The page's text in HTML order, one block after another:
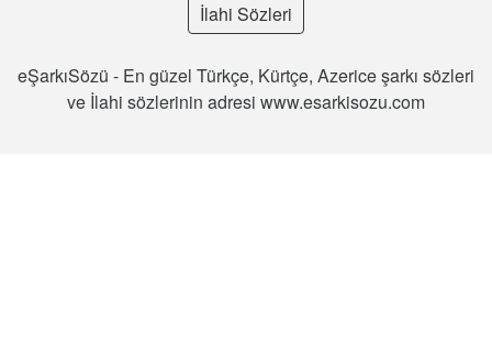
İlahi Sözleri
eŞarkıSözü - En güzel Türkçe, Kürtçe, Azerice şarkı sözleri
ve İlahi sözlerinin adresi www.esarkisozu.com